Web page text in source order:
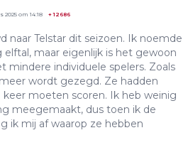
2025 om 14:18 +12686
naar Telstar dit seizoen. Ik noemde
maar eigenlijk is het gewoon
mindere individuele spelers. Zoals
wordt gezegd. Ze hadden
keer moeten scoren. Ik heb weinig
meegemaakt, dus toen ik de
ik mij af waarop ze hebben